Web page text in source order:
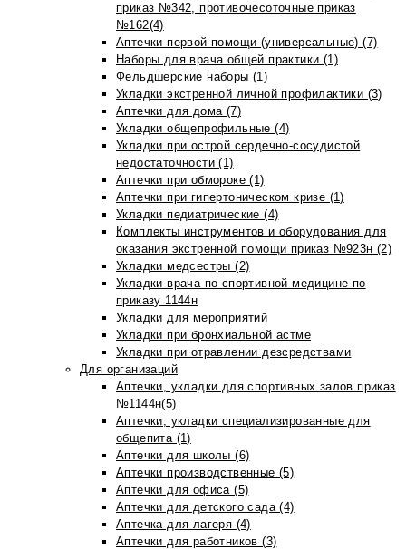
приказ №342, противочесоточные приказ
№162(4)
Аптечки первой помощи (универсальные) (7)
Наборы для врача общей практики (1)
Фельдшерские наборы (1)
Укладки экстренной личной профилактики (3)
Аптечки для дома (7)
Укладки общепрофильные (4)
Укладки при острой сердечно-сосудистой
недостаточности (1)
Аптечки при обмороке (1)
Аптечки при гипертоническом кризе (1)
Укладки педиатрические (4)
Комплекты инструментов и оборудования для
оказания экстренной помощи приказ №923н (2)
Укладки медсестры (2)
Укладки врача по спортивной медицине по
приказу 1144н
Укладки для мероприятий
Укладки при бронхиальной астме
Укладки при отравлении дезсредствами
Для организаций
Аптечки, укладки для спортивных залов приказ
№1144н(5)
Аптечки, укладки специализированные для
общепита (1)
Аптечки для школы (6)
Аптечки производственные (5)
Аптечки для офиса (5)
Аптечки для детского сада (4)
Аптечка для лагеря (4)
Аптечки для работников (3)